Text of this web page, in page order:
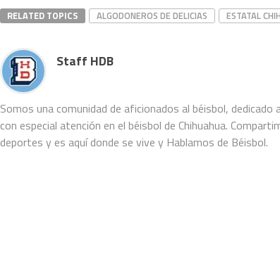
RELATED TOPICS ALGODONEROS DE DELICIAS ESTATAL
Staff HDB
Somos una comunidad de aficionados al béisbol,
con especial atención en el béisbol de Chihuahua.
deportes y es aquí donde se vive y Hablamos de Béisbol.